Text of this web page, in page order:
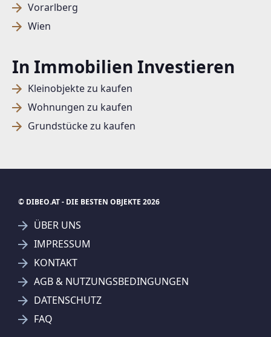
Vorarlberg
Wien
In Immobilien Investieren
Kleinobjekte zu kaufen
Wohnungen zu kaufen
Grundstücke zu kaufen
SUCHAGENT ANLEGEN FÜR DIE
AKTUELLEN SUCHKRITERIEN
© DIBEO.AT - DIE BESTEN OBJEKTE 2026
ÜBER UNS
IMPRESSUM
KONTAKT
AGB & NUTZUNGSBEDINGUNGEN
DATENSCHUTZ
FAQ